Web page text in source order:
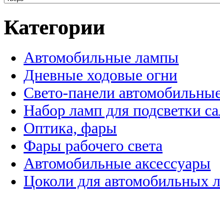
Категории
Автомобильные лампы
Дневные ходовые огни
Свето-панели
Набор ламп для подсветки
Оптика, фары
Фары рабочего света
Автомобильные аксессуары
Цоколи для автомобильных